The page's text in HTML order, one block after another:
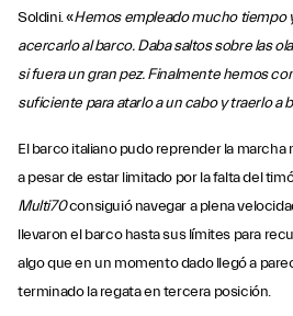
Soldini. «Hemos empleado mucho tiempo
acercarlo al barco. Daba saltos sobre las
si fuera un gran pez. Finalmente hemos
suficiente para atarlo a un cabo y traerlo a
El barco italiano pudo reprender la marcha
a pesar de estar limitado por la falta del
Multi70consiguió navegar a plena
llevaron el barco hasta sus límites para
algo que en un momento dado llegó a
terminado la regata en tercera posición.